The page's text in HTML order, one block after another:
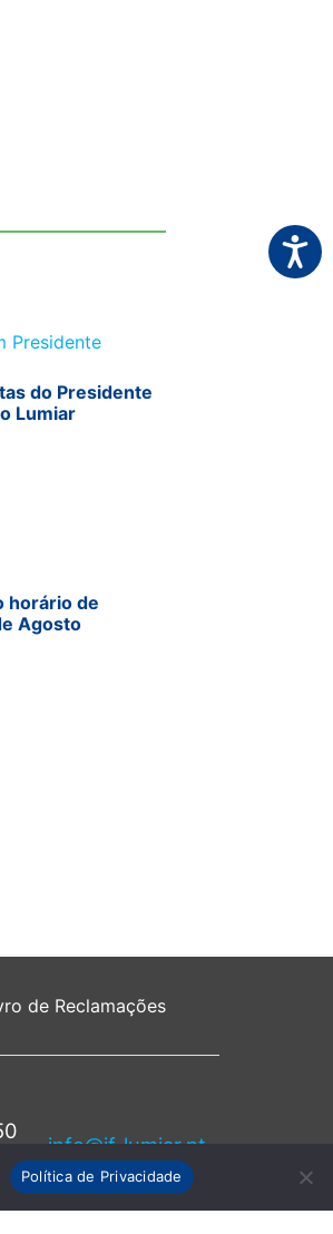
do Presidente
Lumiar
horário de
Agosto
de Reclamações
info@jf-lumiar.pt
Política de Privacidade